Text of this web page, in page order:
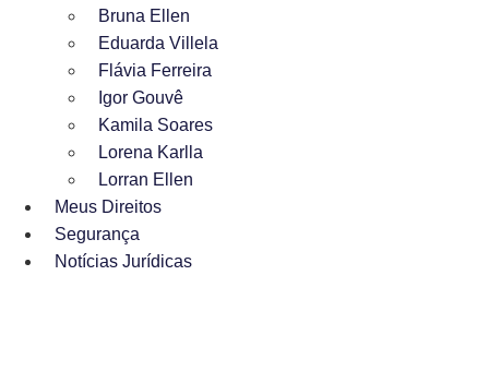
Bruna Ellen
Eduarda Villela
Flávia Ferreira
Igor Gouvê
Kamila Soares
Lorena Karlla
Lorran Ellen
Meus Direitos
Segurança
Notícias Jurídicas